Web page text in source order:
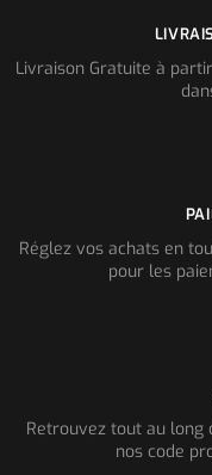
Livraison Gratuite à
Réglez vos achats en
pour les
Retrouvez tout au long
nos code